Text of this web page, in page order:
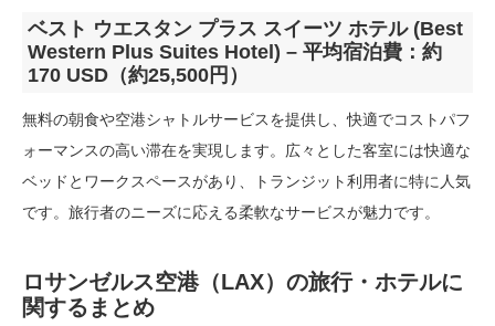
ベスト ウエスタン プラス スイーツ ホテル (Best
Western Plus Suites Hotel) – 平均宿泊費：約
170 USD（約25,500円）
無料の朝食や空港シャトルサービスを提供し、快適でコストパフ
ォーマンスの高い滞在を実現します。広々とした客室には快適な
ベッドとワークスペースがあり、トランジット利用者に特に人気
です。旅行者のニーズに応える柔軟なサービスが魅力です。
ロサンゼルス空港（LAX）の旅行・ホテルに
関するまとめ